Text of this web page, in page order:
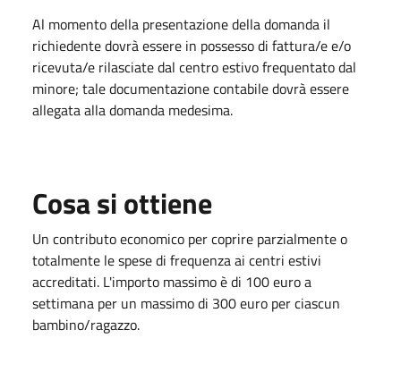
Al momento della presentazione della domanda il
richiedente dovrà essere in possesso di fattura/e e/o
ricevuta/e rilasciate dal centro estivo frequentato dal
minore; tale documentazione contabile dovrà essere
allegata alla domanda medesima.
Cosa si ottiene
Un contributo economico per coprire parzialmente o
totalmente le spese di frequenza ai centri estivi
accreditati. L'importo massimo è di 100 euro a
settimana per un massimo di 300 euro per ciascun
bambino/ragazzo.